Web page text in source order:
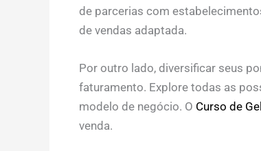
de parcerias com
de vendas adaptada.
Por outro lado, diversificar seus
faturamento. Explore todas as
modelo de negócio. O Curso de
venda.